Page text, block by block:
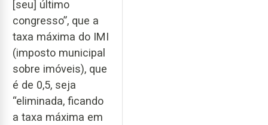
[seu] último
congresso”, que a
taxa máxima do IMI
(imposto municipal
sobre imóveis), que
é de 0,5, seja
“eliminada, ficando
a taxa máxima em